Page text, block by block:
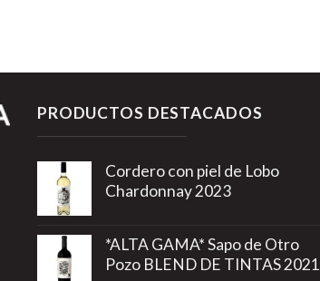
PRODUCTOS DESTACADOS
Cordero con piel de Lobo
Chardonnay 2023
*ALTA GAMA* Sapo de Otro
Pozo BLEND DE TINTAS 2021